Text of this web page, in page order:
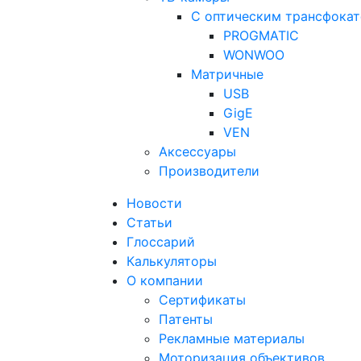
С оптическим
PROGMATIC
WONWOO
Матричные
USB
GigE
VEN
Аксессуары
Производители
Новости
Статьи
Глоссарий
Калькуляторы
О компании
Сертификаты
Патенты
Рекламные материалы
Моторизация объективов